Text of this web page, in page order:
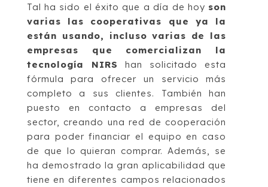
Tal ha sido el éxito que a día de hoy son
varias las cooperativas que ya la
están usando, incluso varias de las
empresas que comercializan la
tecnología NIRS
han solicitado esta
fórmula para ofrecer un servicio más
completo a sus clientes. También han
puesto en contacto a empresas del
sector, creando una red de cooperación
para poder financiar el equipo en caso
de que lo quieran comprar. Además, se
ha demostrado la gran aplicabilidad que
tiene en diferentes campos relacionados